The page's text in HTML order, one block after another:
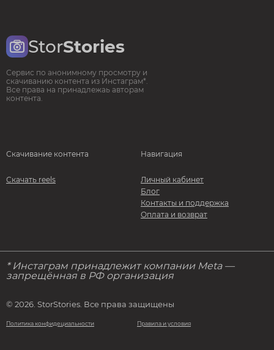
StorStories
Сервис по анонимному просмотру и
скачиванию контента из Инстаграм*.
Все права на принадлежаь авторам
контента.
Скачивание контента
Скачать reels
Навигация
Личный кабинет
Блог
Контакты и поддержка
Оплата и возврат
* Инстаграм принадлежит компании Meta —
запрещённая в РФ организация
© 2026. StorStories. Все права защищены
Политика конфидециальности Правила и условия